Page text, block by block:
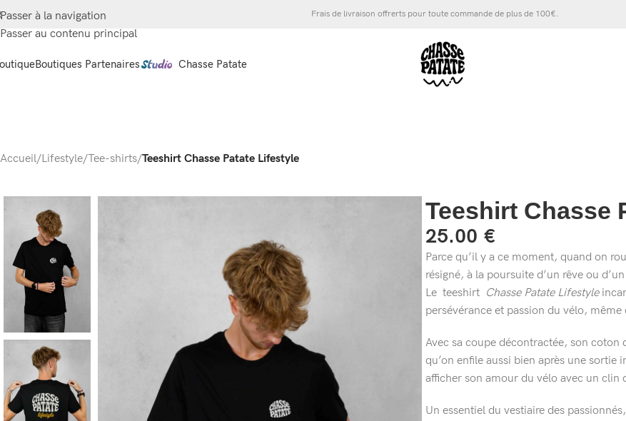
Passer à la navigation
Passer au contenu principal
Frais de livraison offrerts pour toute commande de plus de 100€.
Boutiques Partenaires Chasse Patate
Accueil/Lifestyle/Tee-shirts/Teeshirt Chasse Patate Lifestyle
Teeshirt Chasse
25.00 €
Parce qu’il y a ce moment, quand on
résigné, à la poursuite d’un rêve ou
Le teeshirt Chasse Patate Lifestyle
persévérance et passion du vélo,
Avec sa coupe décontractée, son coton
qu’on enfile aussi bien après une sortie
afficher son amour du vélo avec un clin
Un essentiel du vestiaire des